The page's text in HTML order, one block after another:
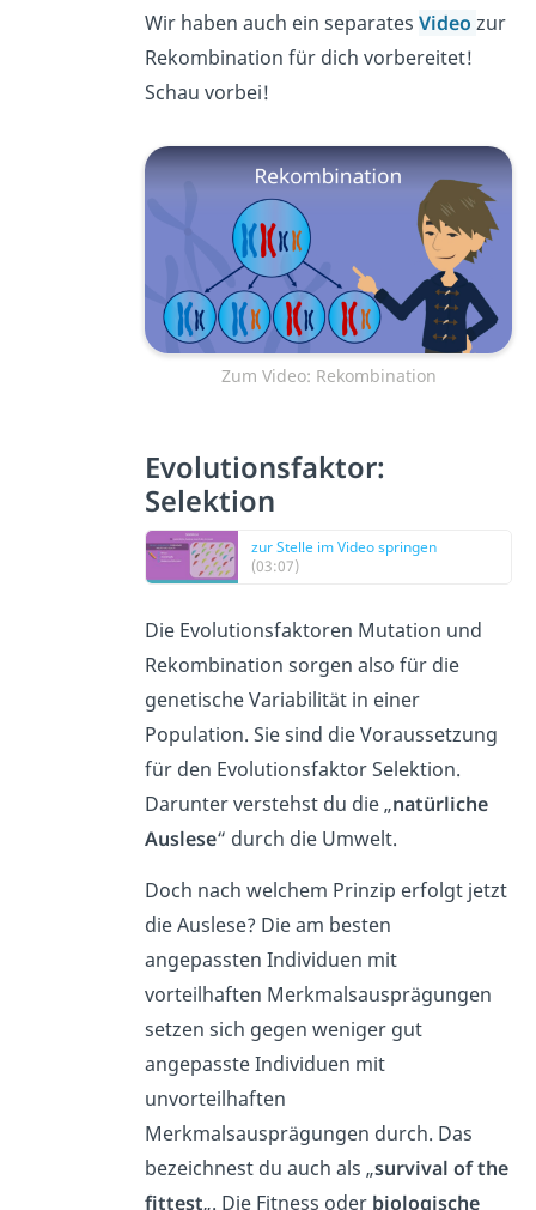
Wir haben auch ein separatesVideozur
Rekombination für dich vorbereitet!
Schau vorbei!
Zum Video: Rekombination
Evolutionsfaktor:
Selektion
zur Stelle im Video springen
(03:07)
Die Evolutionsfaktoren Mutation und
Rekombination sorgen also für die
genetische Variabilität in einer
Population. Sie sind die Voraussetzung
für den Evolutionsfaktor Selektion.
Darunter verstehst du die „natürliche
Auslese“ durch die Umwelt.
Doch nach welchem Prinzip erfolgt jetzt
die Auslese? Die am besten
angepassten Individuen mit
vorteilhaften Merkmalsausprägungen
setzen sich gegen weniger gut
angepasste Individuen mit
unvorteilhaften
Merkmalsausprägungen durch. Das
bezeichnest du auch als „survival of the
fittest„. Die Fitness oder biologische